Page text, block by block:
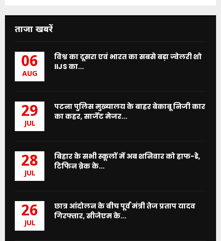
ताजा खबरें
06
AUG
विश्व का दूसरा एवं भारत का सबसे बड़ा ज्वेलरी शो
IIJS का...
29
JUL
पटना पुलिस मुख्यालय के बाहर बेकाबू निजी कार
का कहर, सार्जेंट मेजर...
28
JUL
बिहार के सभी स्कूलों में अब शनिवार को हाफ-डे,
टिफिन ब्रेक के...
26
JUL
छात्र आंदोलन के बीच पूर्व मंत्री तेज प्रताप यादव
गिरफ्तार, सीजेएम के...